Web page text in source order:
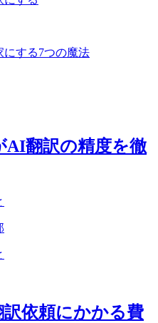
にする7つの魔法
AI翻訳の精度を徹
訳依頼にかかる費